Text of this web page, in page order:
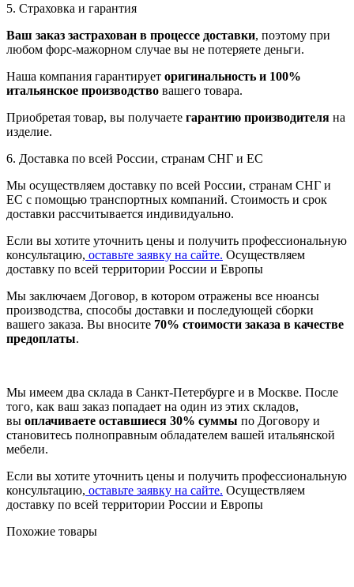
5. Страховка и гарантия
Ваш заказ застрахован в процессе доставки, поэтому при
любом форс-мажорном случае вы не потеряете деньги.
Наша компания гарантирует оригинальность и 100%
итальянское производство вашего товара.
Приобретая товар, вы получаете гарантию производителя на
изделие.
6. Доставка по всей России, странам СНГ и ЕС
Мы осуществляем доставку по всей России, странам СНГ и
ЕС с помощью транспортных компаний. Стоимость и срок
доставки рассчитывается индивидуально.
Если вы хотите уточнить цены и получить профессиональную
консультацию, оставьте заявку на сайте. Осуществляем
доставку по всей территории России и Европы
Мы заключаем Договор, в котором отражены все нюансы
производства, способы доставки и последующей сборки
вашего заказа. Вы вносите 70% стоимости заказа в качестве
предоплаты.
Мы имеем два склада в Санкт-Петербурге и в Москве. После
того, как ваш заказ попадает на один из этих складов,
вы оплачиваете оставшиеся 30% суммы по Договору и
становитесь полноправным обладателем вашей итальянской
мебели.
Если вы хотите уточнить цены и получить профессиональную
консультацию, оставьте заявку на сайте. Осуществляем
доставку по всей территории России и Европы
Похожие товары